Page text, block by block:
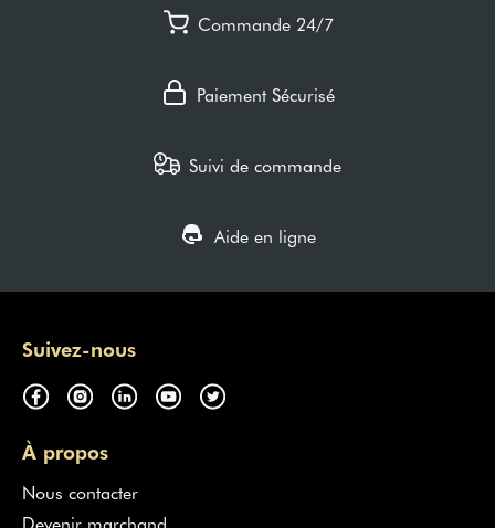
Commande 24/7
Paiement Sécurisé
Suivi de commande
Aide en ligne
Suivez-nous
À propos
Nous contacter
Devenir marchand